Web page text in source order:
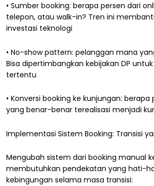
• Sumber booking: berapa persen dari
telepon, atau walk-in? Tren ini
investasi teknologi
• No-show pattern: pelanggan mana
Bisa dipertimbangkan kebijakan DP
tertentu
• Konversi booking ke kunjungan: berapa
yang benar-benar terealisasi menjadi
Implementasi Sistem Booking: Transisi
Mengubah sistem dari booking manual
membutuhkan pendekatan yang hati-
kebingungan selama masa transisi: